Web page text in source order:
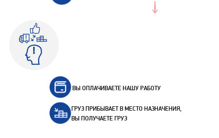
ВЫ ОПЛАЧИВАЕТЕ НАШУ РАБОТУ
ГРУЗ ПРИБЫВАЕТ В МЕСТО НАЗНАЧЕНИЯ,
ВЫ ПОЛУЧАЕТЕ ГРУЗ